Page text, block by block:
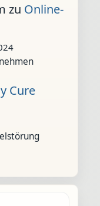
zu Online-
Cure